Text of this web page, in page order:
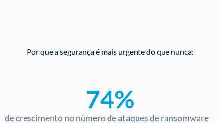
Por que a segurança é mais urgente do que nunca:
74%
de crescimento no número de ataques de ransomware